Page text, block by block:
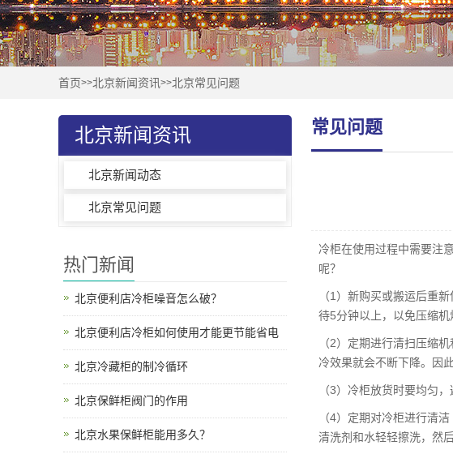
首页>>北京新闻资讯>>北京常见问题
北京新闻资讯
北京新闻动态
北京常见问题
常见问题
冷柜在使用过程中需要注
呢？
（1）新购买或搬运后重
待5分钟以上，以免压缩机
（2）定期进行清扫压缩
冷效果就会不断下降。因
（3）冷柜放货时要均匀
（4）定期对冷柜进行清
清洗剂和水轻轻擦洗，然
热门新闻
北京便利店冷柜噪音怎么破？
北京便利店冷柜如何使用才能更节能省电
北京冷藏柜的制冷循环
北京保鲜柜阀门的作用
北京水果保鲜柜能用多久？